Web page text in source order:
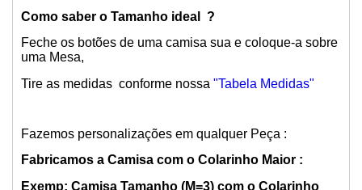
Como saber o Tamanho ideal ?
Feche os botões de uma camisa sua e coloque-a sobre
uma Mesa,
Tire as medidas conforme nossa "Tabela Medidas"
Fazemos personalizações em qualquer Peça :
Fabricamos a Camisa com o Colarinho Maior :
Exemp: Camisa Tamanho (M=3) com o Colarinho